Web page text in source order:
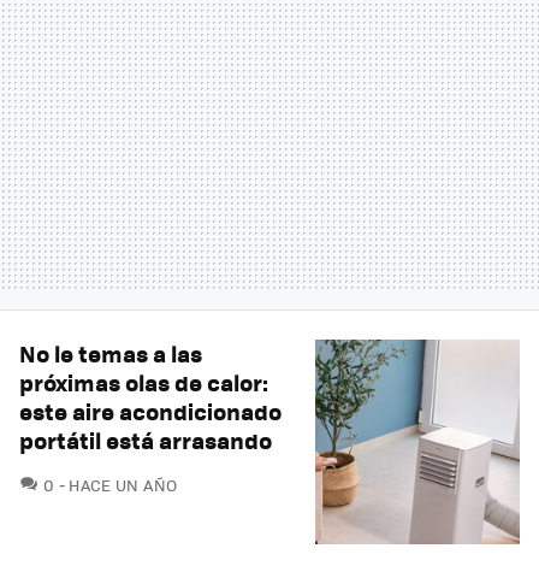
No le temas a las
próximas olas de calor:
este aire acondicionado
portátil está arrasando
0 COMENTARIOS
HACE UN AÑO